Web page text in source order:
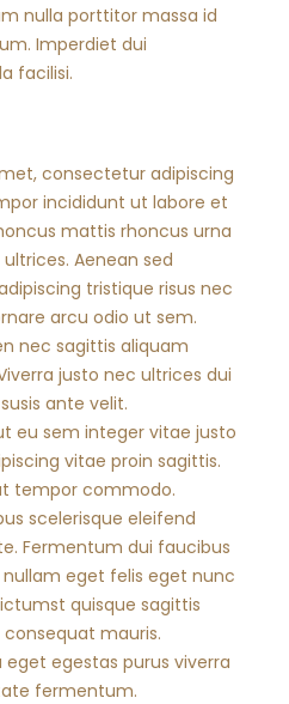
nulla porttitor massa id
Imperdiet dui
facilisi.
consectetur adipiscing
incididunt ut labore et
mattis rhoncus urna
Aenean sed
tristique risus nec
arcu odio ut sem.
nec sagittis aliquam
justo nec ultrices dui
ante velit.
eu sem integer vitae justo
vitae proin sagittis.
tempor commodo.
scelerisque eleifend
Fermentum dui faucibus
eget felis eget nunc
quisque sagittis
mauris.
egestas purus viverra
fermentum.